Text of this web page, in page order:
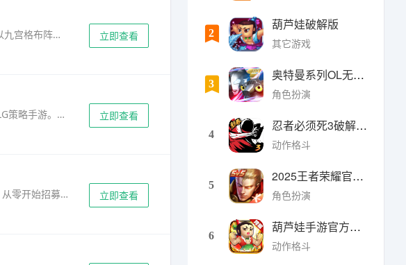
《豆豆打僵尸》0.05折免充版震撼来袭！这是一款融合Q萌画风与末日题材的放置策略卡牌手游，以九宫格布阵为核心玩法，带领玩家在危机四伏的废土世界中智斗无穷无尽的僵尸军团。游戏主打... 立即查看
《三十六计（0.1折三国谋战免费版）》是一款以经典兵法谋略为核心，融合真实三国历史背景的SLG策略手游。游戏立足于汉末群雄割据的乱世格局，将“三十六计”智慧深度融入战场布局与实时... 立即查看
《胡莱三国2》九游版与官方版融合呈现，是一款深度策略类三国题材手游。玩家将化身一方诸侯，从零开始招募赵云、诸葛亮、曹操等历史名将，打造专属强力阵容。在宏大的沙盘世界中自由... 立即查看
2
葫芦娃破解版
其它游戏
3
奥特曼系列OL无限光元(9
角色扮演
4
忍者必须死3破解版无限勾
动作格斗
5
2025王者荣耀官方全服版本
角色扮演
6
葫芦娃手游官方最新版
动作格斗